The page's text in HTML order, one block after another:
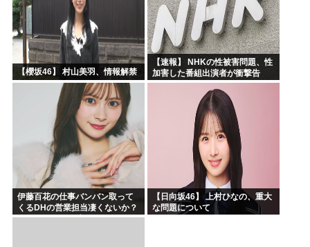
【櫻坂46】 村山美羽、情報解禁
【速報】 NHKの性被害問題、性
加害した番組出演者が衝撃告
白！
伊藤百花の仕事バンバン取って
くるDHの営業担当凄くないか？
今年のボーナス凄いことになり
【日向坂46】 上村ひなの、重大
な問題について